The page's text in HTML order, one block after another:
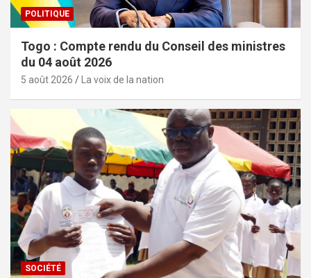
POLITIQUE
Togo : Compte rendu du Conseil des ministres
du 04 août 2026
5 août 2026 La voix de la nation
SOCIÉTÉ